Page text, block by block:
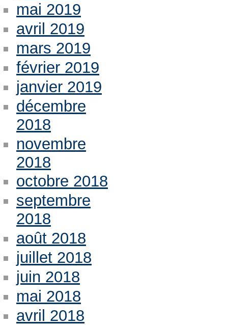
mai 2019
avril 2019
mars 2019
février 2019
janvier 2019
décembre
2018
novembre
2018
octobre 2018
septembre
2018
août 2018
juillet 2018
juin 2018
mai 2018
avril 2018